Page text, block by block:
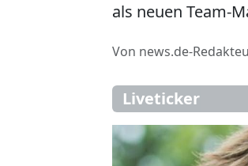
als neuen Team-
Von news.de-
Liveticker